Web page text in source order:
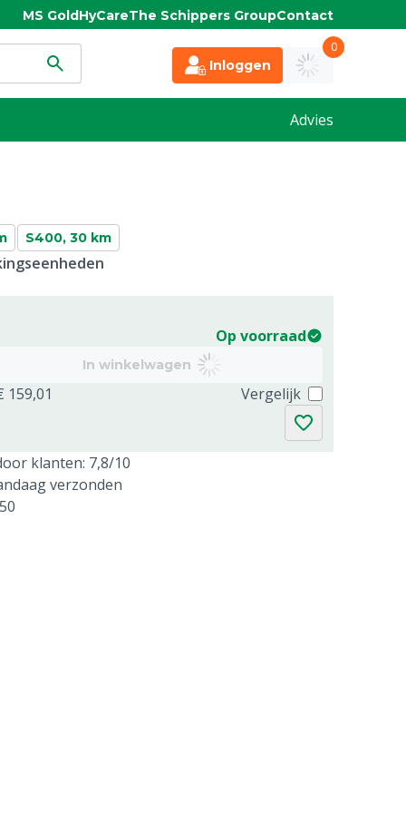
MS GoldHyCareThe Schippers GroupContact
Inloggen
0
Advies
S400, 30 km
Op voorraad
In winkelwagen
159,01 Vergelijk
klanten: 7,8/10
verzonden